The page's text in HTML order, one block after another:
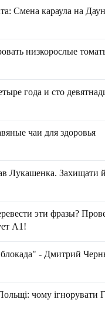
Смена караула на
низкорослые
года и сто
чаи для здоровья
Лукашенка. Захищати
эти фразы?
А1!
- Дмитрий
чому ігнорувати